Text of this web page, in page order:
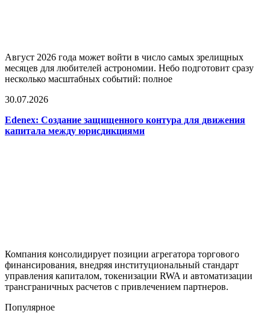
Август 2026 года может войти в число самых зрелищных
месяцев для любителей астрономии. Небо подготовит сразу
несколько масштабных событий: полное
30.07.2026
Edenex: Создание защищенного контура для движения
капитала между юрисдикциями
Компания консолидирует позиции агрегатора торгового
финансирования, внедряя институциональный стандарт
управления капиталом, токенизации RWA и автоматизации
трансграничных расчетов с привлечением партнеров.
Популярное